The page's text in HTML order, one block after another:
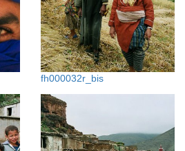
fh000032r_bis